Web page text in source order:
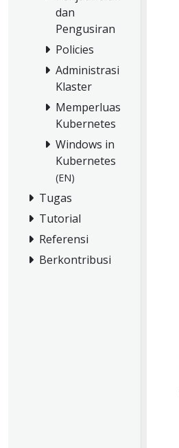
dan
Pengusiran
Policies
Administrasi
Klaster
Memperluas
Kubernetes
Windows in
Kubernetes
(EN)
Tugas
Tutorial
Referensi
Berkontribusi